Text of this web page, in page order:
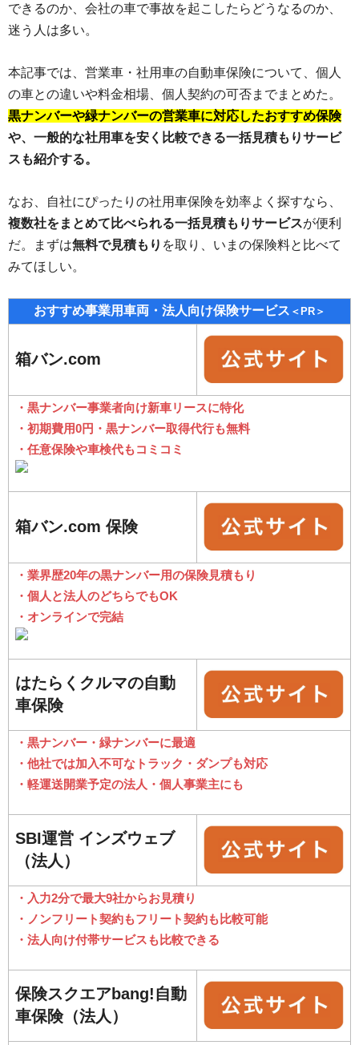
できるのか、会社の車で事故を起こしたらどうなるのか、
迷う人は多い。
本記事では、営業車・社用車の自動車保険について、個人
の車との違いや料金相場、個人契約の可否までまとめた。
黒ナンバーや緑ナンバーの営業車に対応したおすすめ保険
や、一般的な社用車を安く比較できる一括見積もりサービ
スも紹介する。
なお、自社にぴったりの社用車保険を効率よく探すなら、
複数社をまとめて比べられる一括見積もりサービスが便利
だ。まずは無料で見積もり を取り、いまの保険料と比べて
みてほしい。
おすすめ事業用車両・法人向け保険サービス ＜PR＞
箱バン.com
・黒ナンバー事業者向け新車リースに特化
・初期費用0円・黒ナンバー取得代行も無料
・任意保険や車検代もコミコミ
箱バン.com 保険
・業界歴20年の黒ナンバー用の保険見積もり
・個人と法人のどちらでもOK
・オンラインで完結
はたらくクルマの自動
車保険
・黒ナンバー・緑ナンバーに最適
・他社では加入不可なトラック・ダンプも対応
・軽運送開業予定の法人・個人事業主にも
SBI運営 インズウェブ
（法人）
・入力2分で最大9社からお見積り
・ノンフリート契約もフリート契約も比較可能
・法人向け付帯サービスも比較できる
保険スクエアbang!自動
車保険（法人）